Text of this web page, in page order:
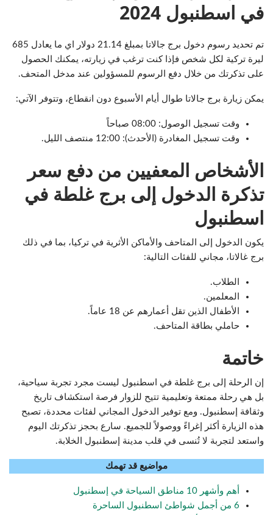
في اسطنبول 2024
تم تحديد رسوم دخول برج جالاتا بمبلغ 21.14 دولار اي ما يعادل 685
ليرة تركية لكل شخص فإذا كنت ترغب في زيارته، يمكنك الحصول
على تذكرتك من خلال دفع الرسوم للمسؤولين عند مدخل المتحف.
يمكن زيارة برج جالاتا طوال أيام الأسبوع دون انقطاع، وتتوفر الآتي:
وقت تسجيل الوصول: 08:00 صباحاً
وقت تسجيل المغادرة (الأحدث): 12:00 منتصف الليل.
الأشخاص المعفيين من دفع سعر
تذكرة الدخول إلى برج غلطة في
اسطنبول
يكون الدخول إلى المتاحف والأماكن الأثرية في تركيا، بما في ذلك
برج غالاتا، مجاني للفئات التالية:
الطلاب.
المعلمين.
الأطفال الذين تقل أعمارهم عن 18 عاماً.
حاملي بطاقة المتاحف.
خاتمة
إن الرحلة إلى برج غلطة في اسطنبول ليست مجرد تجربة سياحية،
بل هي رحلة ممتعة وتعليمية تتيح للزوار فرصة استكشاف تاريخ
وثقافة إسطنبول. ومع توفير الدخول المجاني لفئات محددة، تصبح
هذه الزيارة أكثر إغراءً ووصولاً للجميع. سارع بحجز تذكرتك اليوم
واستعد لتجربة لا تُنسى في قلب مدينة إسطنبول الخلابة.
مواضيع قد تهمك
أهم وأشهر 10 مناطق السياحة في إسطنبول
6 من أجمل شواطئ اسطنبول الساحرة